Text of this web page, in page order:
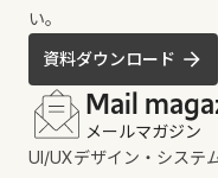
い。
資料ダウンロード
Mail
メールマガジン
UI/UXデザイン・システ